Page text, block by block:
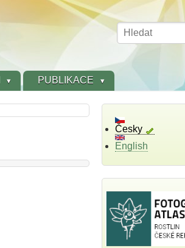
Hledat
PUBLIKACE
Česky
English